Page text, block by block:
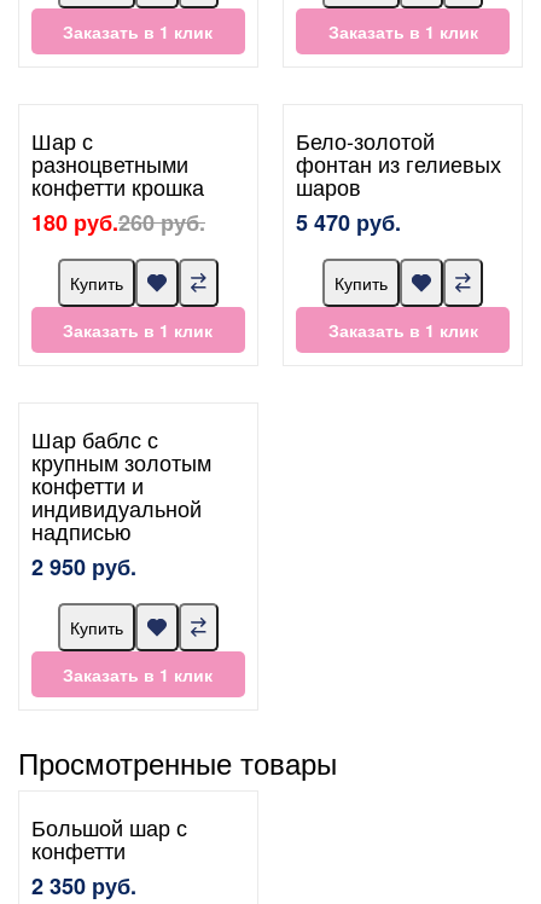
Заказать в 1 клик
Заказать в 1 клик
Шар с
разноцветными
конфетти крошка
180 руб.260 руб.
Купить
Заказать в 1 клик
Бело-золотой
фонтан из гелиевых
шаров
5 470 руб.
Купить
Заказать в 1 клик
Шар баблс с
крупным золотым
конфетти и
индивидуальной
надписью
2 950 руб.
Купить
Заказать в 1 клик
Просмотренные товары
Большой шар с
конфетти
2 350 руб.